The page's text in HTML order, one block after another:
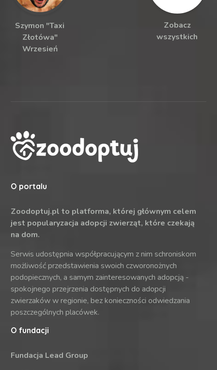
Szymon "Taxi
Złotówa"
Wrzesień
Zobacz
wszystkich
O portalu
Zoodoptuj.pl to platforma, której głównym celem
jest popularyzacja adopcji zwierząt, które czekają
na dom.
Serwis udostępnia współpracującym z nim schroniskom
możliwość przedstawienia swoich czworonożnych
podopiecznych, a samym zainteresowanych adopcją -
spokojnego przejrzenia dostępnych do adopcji
zwierzaków w regionie, bez konieczności odwiedzania
poszczególnych placówek.
O fundacji
Fundacja Lead Group